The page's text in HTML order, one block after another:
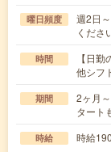
曜日頻度
週2日
くださ
時間
【日
他シフ
期間
2ヶ月
タート
時給 時給